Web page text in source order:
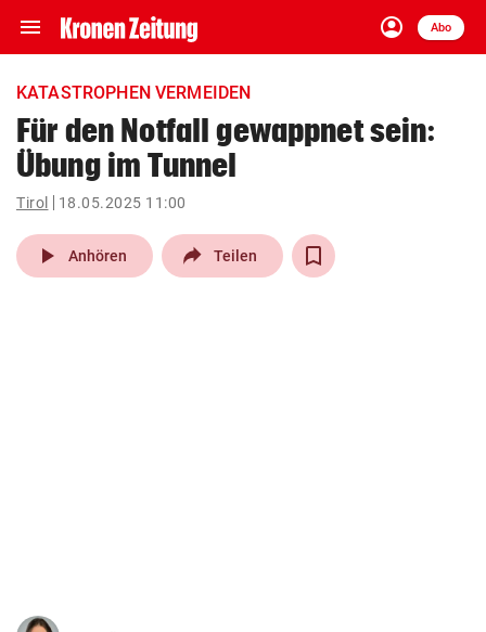
menu Navigation
ein-/ausklappen
account_circle
Anmelden
Abo
close Schließen
account_circle Anmelden
pin_drop
Wien arrow_right
KATASTROPHEN VERMEIDEN
Für den Notfall gewappnet sein:
Übung im Tunnel
Tirol 18.05.2025 11:00
play_arrow Anhören Teilen